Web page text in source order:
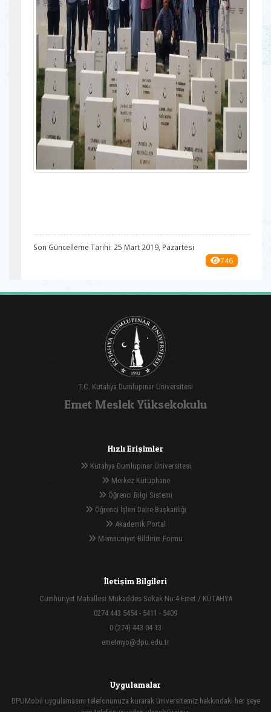
Son Güncelleme Tarihi: 25 Mart 2019, Pazartesi
746
T.C. Kütahya Dumlupınar Üniversitesi
Emet Meslek Yüksekokulu
Hızlı Erişimler
Kütahya Dumlupınar Üniversitesi
Merkez Kütüphane
Öğrenci Bilgi Sistemi
Öğrenci İşleri Daire Başkanlığı
Akademik Portal
Memnuniyet Bildirim Formu
İletişim Bilgileri
Cumhuriyet Mahallesi Mukaddes Sokak No:4 Emet / KÜTAHYA
0274 443 5454 - 5411 - 5409
0 (274) 443 04 13
emetmyo@dpu.edu.tr
Uygulamalar
DPUMobil uygulamasını telefonunuza kurarak üniversitemiz hakkındaki her şeye